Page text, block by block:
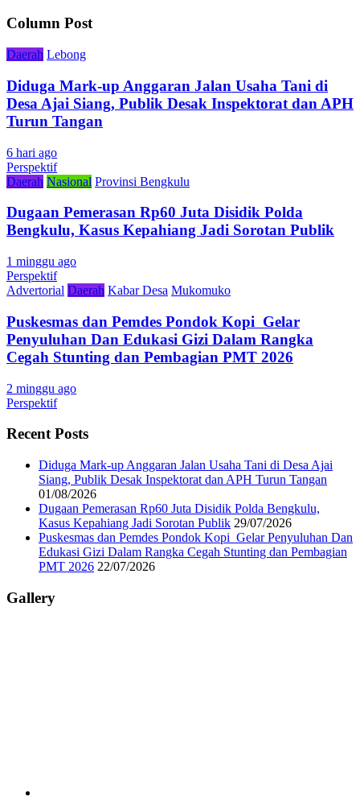
Column Post
Daerah Lebong
Diduga Mark-up Anggaran Jalan Usaha Tani di
Desa Ajai Siang, Publik Desak Inspektorat dan APH
Turun Tangan
6 hari ago
Perspektif
Daerah Nasional Provinsi Bengkulu
Dugaan Pemerasan Rp60 Juta Disidik Polda
Bengkulu, Kasus Kepahiang Jadi Sorotan Publik
1 minggu ago
Perspektif
Advertorial Daerah Kabar Desa Mukomuko
Puskesmas dan Pemdes Pondok Kopi Gelar
Penyuluhan Dan Edukasi Gizi Dalam Rangka
Cegah Stunting dan Pembagian PMT 2026
2 minggu ago
Perspektif
Recent Posts
Diduga Mark-up Anggaran Jalan Usaha Tani di Desa Ajai
Siang, Publik Desak Inspektorat dan APH Turun Tangan
01/08/2026
Dugaan Pemerasan Rp60 Juta Disidik Polda Bengkulu,
Kasus Kepahiang Jadi Sorotan Publik 29/07/2026
Puskesmas dan Pemdes Pondok Kopi Gelar Penyuluhan Dan
Edukasi Gizi Dalam Rangka Cegah Stunting dan Pembagian
PMT 2026 22/07/2026
Gallery